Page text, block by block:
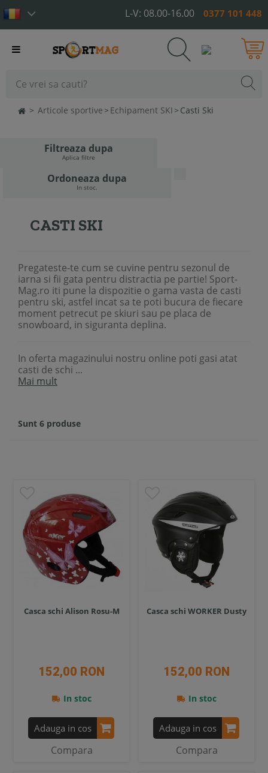
L-V: 08.00-16.00 0377 101 448
Toggle
> Articole sportive > Echipament SKI > Casti Ski
Filtreaza dupa
Aplica filtre
Ordoneaza dupa
In stoc.
CASTI SKI
Pregateste-te cum se cuvine pentru sezonul de
iarna si fii gata pentru distractia pe partie! Sport-
Mag.ro iti pune la dispozitie o gama vasta de casti
pentru ski, astfel incat sa te poti bucura de fiecare
moment petrecut pe skiuri sau pe placa de
snowboard, in siguranta deplina.
In oferta magazinului nostru online poti gasi atat
casti de schi ...
Mai mult
Sunt 6 produse
Casca schi Alison Rosu-M
152,00 RON
In stoc
Adauga in cos
Compara
Casca schi WORKER Dusty
152,00 RON
In stoc
Adauga in cos
Compara